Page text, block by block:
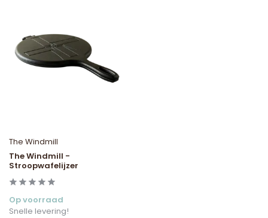
The Windmill
The Windmill -
Stroopwafelijzer
Op voorraad
Snelle levering!